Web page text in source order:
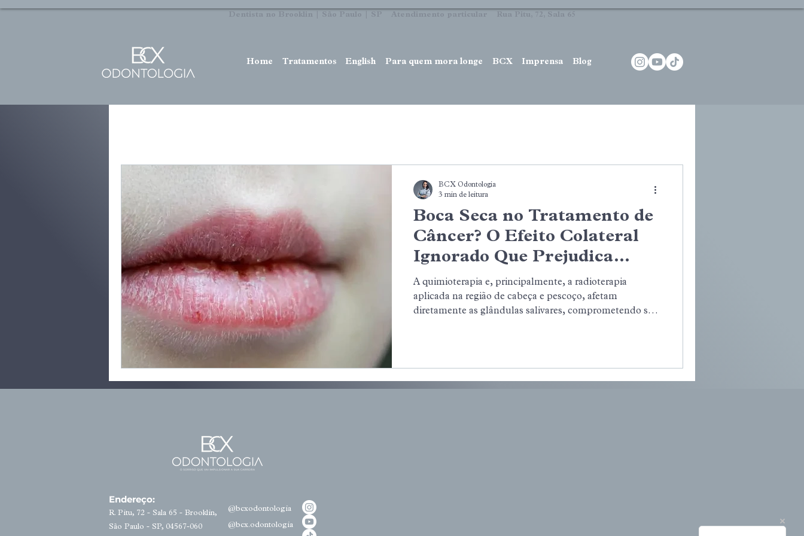
Dentista no Brooklin | São Paulo | SP Atendimento particular Rua Pitu, 72, Sala 65
Home Tratamentos English Para quem mora longe BCX Imprensa Blog
Boca Seca no Tratamento de
Câncer? O Efeito Colateral
Ignorado Que Prejudica
Muito Mais Que o Conforto
A quimioterapia e, principalmente, a radioterapia
aplicada na região de cabeça e pescoço, afetam
diretamente as glândulas salivares, comprometendo sua
BCX Odontologia
3 min de leitura
Endereço:
R. Pitu, 72 - Sala 65 - Brooklin,
São Paulo - SP, 04567-060
@bcxodontologia
@bcx.odontologia